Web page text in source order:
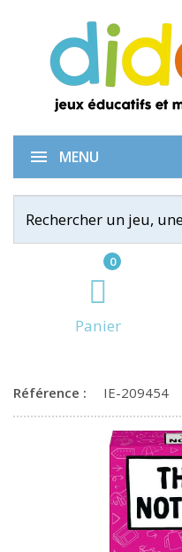
0
Panier
MENU
That's not a
Référence : IE-209454